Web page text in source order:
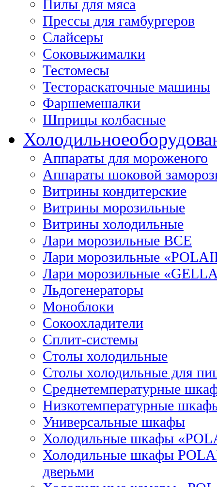
Пилы для мяса
Прессы для гамбургеров
Слайсеры
Соковыжималки
Тестомесы
Тестораскаточные машины
Фаршемешалки
Шприцы колбасные
Холодильное
Аппараты для мороженого
Аппараты шоковой
Витрины кондитерские
Витрины морозильные
Витрины холодильные
Лари морозильные ВСЕ
Лари морозильные
Лари морозильные
Льдогенераторы
Моноблоки
Сокоохладители
Сплит-системы
Столы холодильные
Столы холодильные для
Среднетемпературные
Низкотемпературные
Универсальные шкафы
Холодильные шкафы
Холодильные шкафы
дверьми